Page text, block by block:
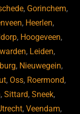
, Gorinchem,
, Heerlen,
, Hoogeveen,
, Leiden,
, Nieuwegein,
, Oss, Roermond,
, Sittard, Sneek,
,Veendam,